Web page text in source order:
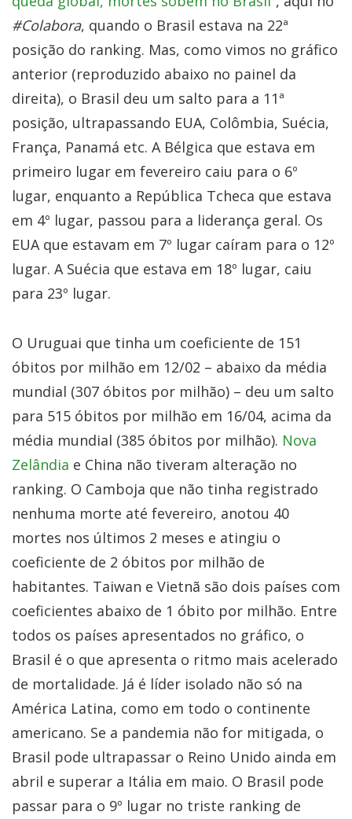
#Colabora, quando o Brasil estava na 22ª
posição do ranking. Mas, como vimos no gráfico
anterior (reproduzido abaixo no painel da
direita), o Brasil deu um salto para a 11ª
posição, ultrapassando EUA, Colômbia, Suécia,
França, Panamá etc. A Bélgica que estava em
primeiro lugar em fevereiro caiu para o 6º
lugar, enquanto a República Tcheca que estava
em 4º lugar, passou para a liderança geral. Os
EUA que estavam em 7º lugar caíram para o 12º
lugar. A Suécia que estava em 18º lugar, caiu
para 23º lugar.
O Uruguai que tinha um coeficiente de 151
óbitos por milhão em 12/02 – abaixo da média
mundial (307 óbitos por milhão) – deu um salto
para 515 óbitos por milhão em 16/04, acima da
média mundial (385 óbitos por milhão). Nova
Zelândia e China não tiveram alteração no
ranking. O Camboja que não tinha registrado
nenhuma morte até fevereiro, anotou 40
mortes nos últimos 2 meses e atingiu o
coeficiente de 2 óbitos por milhão de
habitantes. Taiwan e Vietnã são dois países com
coeficientes abaixo de 1 óbito por milhão. Entre
todos os países apresentados no gráfico, o
Brasil é o que apresenta o ritmo mais acelerado
de mortalidade. Já é líder isolado não só na
América Latina, como em todo o continente
americano. Se a pandemia não for mitigada, o
Brasil pode ultrapassar o Reino Unido ainda em
abril e superar a Itália em maio. O Brasil pode
passar para o 9º lugar no triste ranking de